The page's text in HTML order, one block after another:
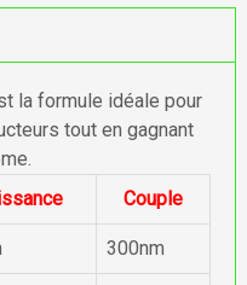
la formule idéale pour
tout en gagnant
Couple
300nm